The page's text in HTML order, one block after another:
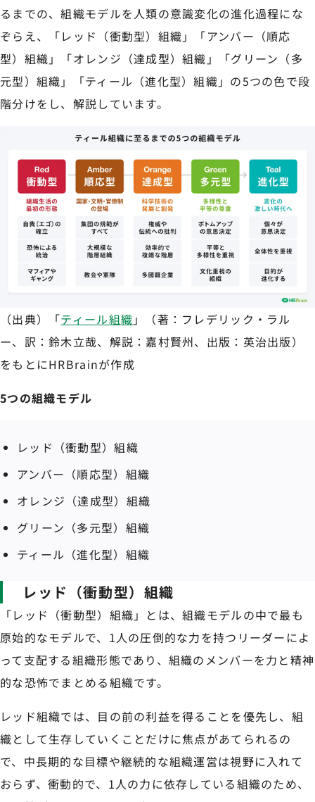
るまでの、組織モデルを人類の意識変化の進化過程にな
ぞらえ、「レッド（衝動型）組織」「アンバー（順応
型）組織」「オレンジ（達成型）組織」「グリーン（多
元型）組織」「ティール（進化型）組織」の5つの色で段
階分けをし、解説しています。
（出典）「ティール組織 」（著：フレデリック・ラル
ー、訳：鈴木立哉、解説：嘉村賢州、出版：英治出版）
をもとにHRBrainが作成
5つの組織モデル
レッド（衝動型）組織
アンバー（順応型）組織
オレンジ（達成型）組織
グリーン（多元型）組織
ティール（進化型）組織
レッド（衝動型）組織
「レッド（衝動型）組織」とは、組織モデルの中で最も
原始的なモデルで、1人の圧倒的な力を持つリーダーによ
って支配する組織形態であり、組織のメンバーを力と精神
的な恐怖でまとめる組織です。
レッド組織では、目の前の利益を得ることを優先し、組
織として生存していくことだけに焦点があてられるの
で、中長期的な目標や継続的な組織運営は視野に入れて
おらず、衝動的で、1人の力に依存している組織のため、